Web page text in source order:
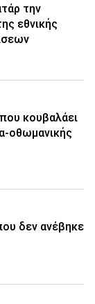
την
εθνικής
κουβαλάει
οθωμανικής
δεν ανέβηκε